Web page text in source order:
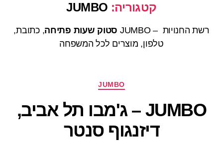
קטגוריה: JUMBO
רשת החנויות – JUMBO סטוק שעות פתיחה, כתובת,
טלפון, מוצרים לכל המשפחה
קטגוריותJUMBO
JUMBO – ג'מבו תל אביב,
דיזנגוף סנטר